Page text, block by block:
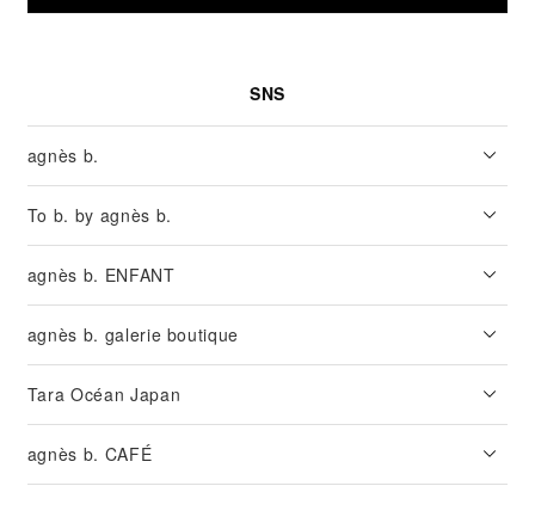
SNS
agnès b.
To b. by agnès b.
agnès b. ENFANT
agnès b. galerie boutique
Tara Océan Japan
agnès b. CAFÉ